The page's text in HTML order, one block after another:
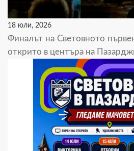
18 юли, 2026
Финалът на Световното
открито в центъра на